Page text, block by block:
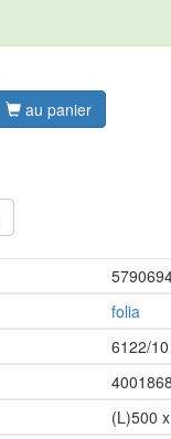
au panier
folia
6122/
(L)500